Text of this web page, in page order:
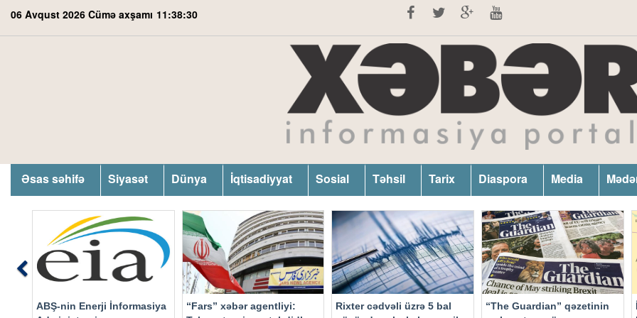
06 Avqust 2026 Cümə axşamı 11:38:31
Əsas səhifə Siyasət Dünya İqtisadiyyat Sosial Təhsil Tarix Diaspora Media
ABŞ-nin Enerji İnformasiya
“Fars” xəbər agentliyi:
Rixter cədvəli üzrə 5 bal
“The Guardian” qəzetinin
Previous